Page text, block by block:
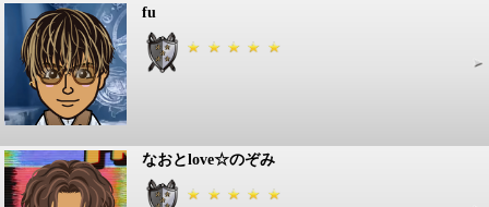
fu
なおとlove☆のぞみ